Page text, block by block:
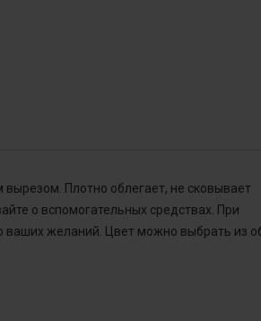
Плотно облегает, не сковывает
о вспомогательных средствах. При
ваших желаний. Цвет можно выбрать из